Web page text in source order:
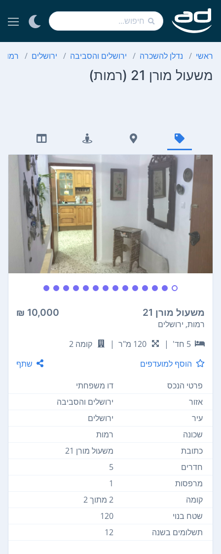
ראשי נדלן להשכרה ירושלים והסביבה ירושלים רמות
משעול מורן 21 (רמות)
משעול מורן 21 10,000 ₪
רמות, ירושלים
5 חד'
| 120 מ"ר |
קומה 2
הוסף למועדפים
שתף
פרטי הנכס
דו משפחתי
אזור
ירושלים והסביבה
עיר
ירושלים
שכונה
רמות
כתובת
משעול מורן 21
חדרים
5
מרפסות
1
קומה
2 מתוך 2
שטח בנוי
120
תשלומים בשנה
12